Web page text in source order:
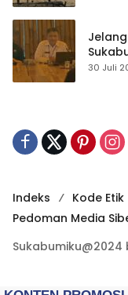
30 Juli
Indeks Kode Etik
Pedoman Media
Sukabumiku@2024